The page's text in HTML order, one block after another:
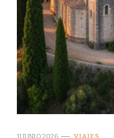
11 JUNIO 2026 VIAJES